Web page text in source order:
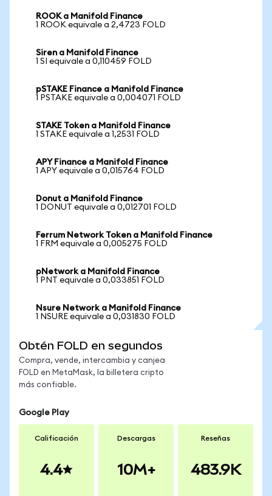
ROOK a Manifold Finance
1 ROOK equivale a 2,4723 FOLD
Siren a Manifold Finance
1 SI equivale a 0,110459 FOLD
pSTAKE Finance a Manifold Finance
1 PSTAKE equivale a 0,004071 FOLD
STAKE Token a Manifold Finance
1 STAKE equivale a 1,2531 FOLD
APY Finance a Manifold Finance
1 APY equivale a 0,015764 FOLD
Donut a Manifold Finance
1 DONUT equivale a 0,012701 FOLD
Ferrum Network Token a Manifold Finance
1 FRM equivale a 0,005275 FOLD
pNetwork a Manifold Finance
1 PNT equivale a 0,033851 FOLD
Nsure Network a Manifold Finance
1 NSURE equivale a 0,031830 FOLD
Obtén FOLD en segundos
Compra, vende, intercambia y canjea
FOLD en MetaMask, la billetera cripto
más confiable.
Google Play
Calificación
4.4
Descargas
10M+
Reseñas
483.9K